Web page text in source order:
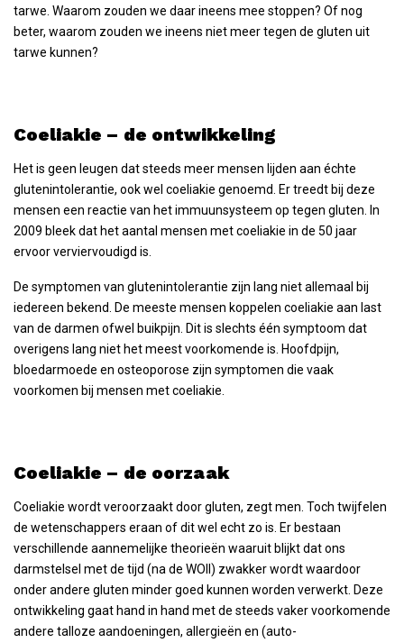
tarwe. Waarom zouden we daar ineens mee stoppen? Of nog
beter, waarom zouden we ineens niet meer tegen de gluten uit
tarwe kunnen?
Coeliakie – de ontwikkeling
Het is geen leugen dat steeds meer mensen lijden aan échte
glutenintolerantie, ook wel coeliakie genoemd. Er treedt bij deze
mensen een reactie van het immuunsysteem op tegen gluten. In
2009 bleek dat het aantal mensen met coeliakie in de 50 jaar
ervoor verviervoudigd is.
De symptomen van glutenintolerantie zijn lang niet allemaal bij
iedereen bekend. De meeste mensen koppelen coeliakie aan last
van de darmen ofwel buikpijn. Dit is slechts één symptoom dat
overigens lang niet het meest voorkomende is. Hoofdpijn,
bloedarmoede en osteoporose zijn symptomen die vaak
voorkomen bij mensen met coeliakie.
Coeliakie – de oorzaak
Coeliakie wordt veroorzaakt door gluten, zegt men. Toch twijfelen
de wetenschappers eraan of dit wel echt zo is. Er bestaan
verschillende aannemelijke theorieën waaruit blijkt dat ons
darmstelsel met de tijd (na de WOII) zwakker wordt waardoor
onder andere gluten minder goed kunnen worden verwerkt. Deze
ontwikkeling gaat hand in hand met de steeds vaker voorkomende
andere talloze aandoeningen, allergieën en (auto-